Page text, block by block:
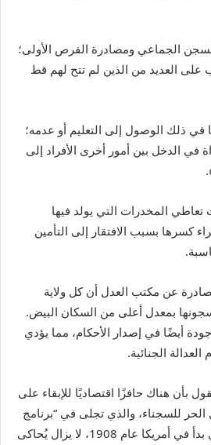
الجماعي ومصادرة الفرص الأولى؛
على العديد من الذين لم تتح لهم قط
في ذلك الوصول إلى التعليم أو عدمه؛
في الدخل بين أمور أخرى الأفراد إلى
المخدرات التي يولد فيها
كسرها بسبب الافتقار إلى التأمين
عن مكتب العدل أن كل ولاية
بمعدل أعلى من السكان البيض.
أيضًا في إصدار الأحكام، مما يؤدي
الجنائية.
بأن هناك حافزًا اقتصاديًا للإبقاء على
للسجناء، والذي تجلى في “برنامج
تأجير المحكوم عليهم” الذي بدأ في أمريكا عام 1908، لا يزال يُحاكى